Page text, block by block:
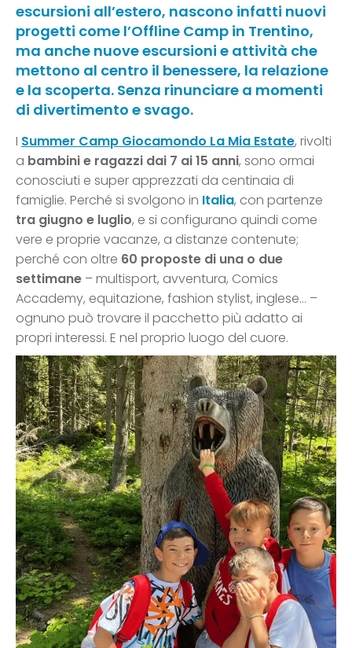
escursioni all’estero, nascono infatti nuovi
progetti come l’Offline Camp in Trentino,
ma anche nuove escursioni e attività che
mettono al centro il benessere, la relazione
e la scoperta. Senza rinunciare a momenti
di divertimento e svago.
I Summer Camp Giocamondo La Mia Estate, rivolti
a bambini e ragazzi dai 7 ai 15 anni, sono ormai
conosciuti e super apprezzati da centinaia di
famiglie. Perché si svolgono in Italia, con partenze
tra giugno e luglio, e si configurano quindi come
vere e proprie vacanze, a distanze contenute;
perché con oltre 60 proposte di una o due
settimane – multisport, avventura, Comics
Accademy, equitazione, fashion stylist, inglese… –
ognuno può trovare il pacchetto più adatto ai
propri interessi. E nel proprio luogo del cuore.